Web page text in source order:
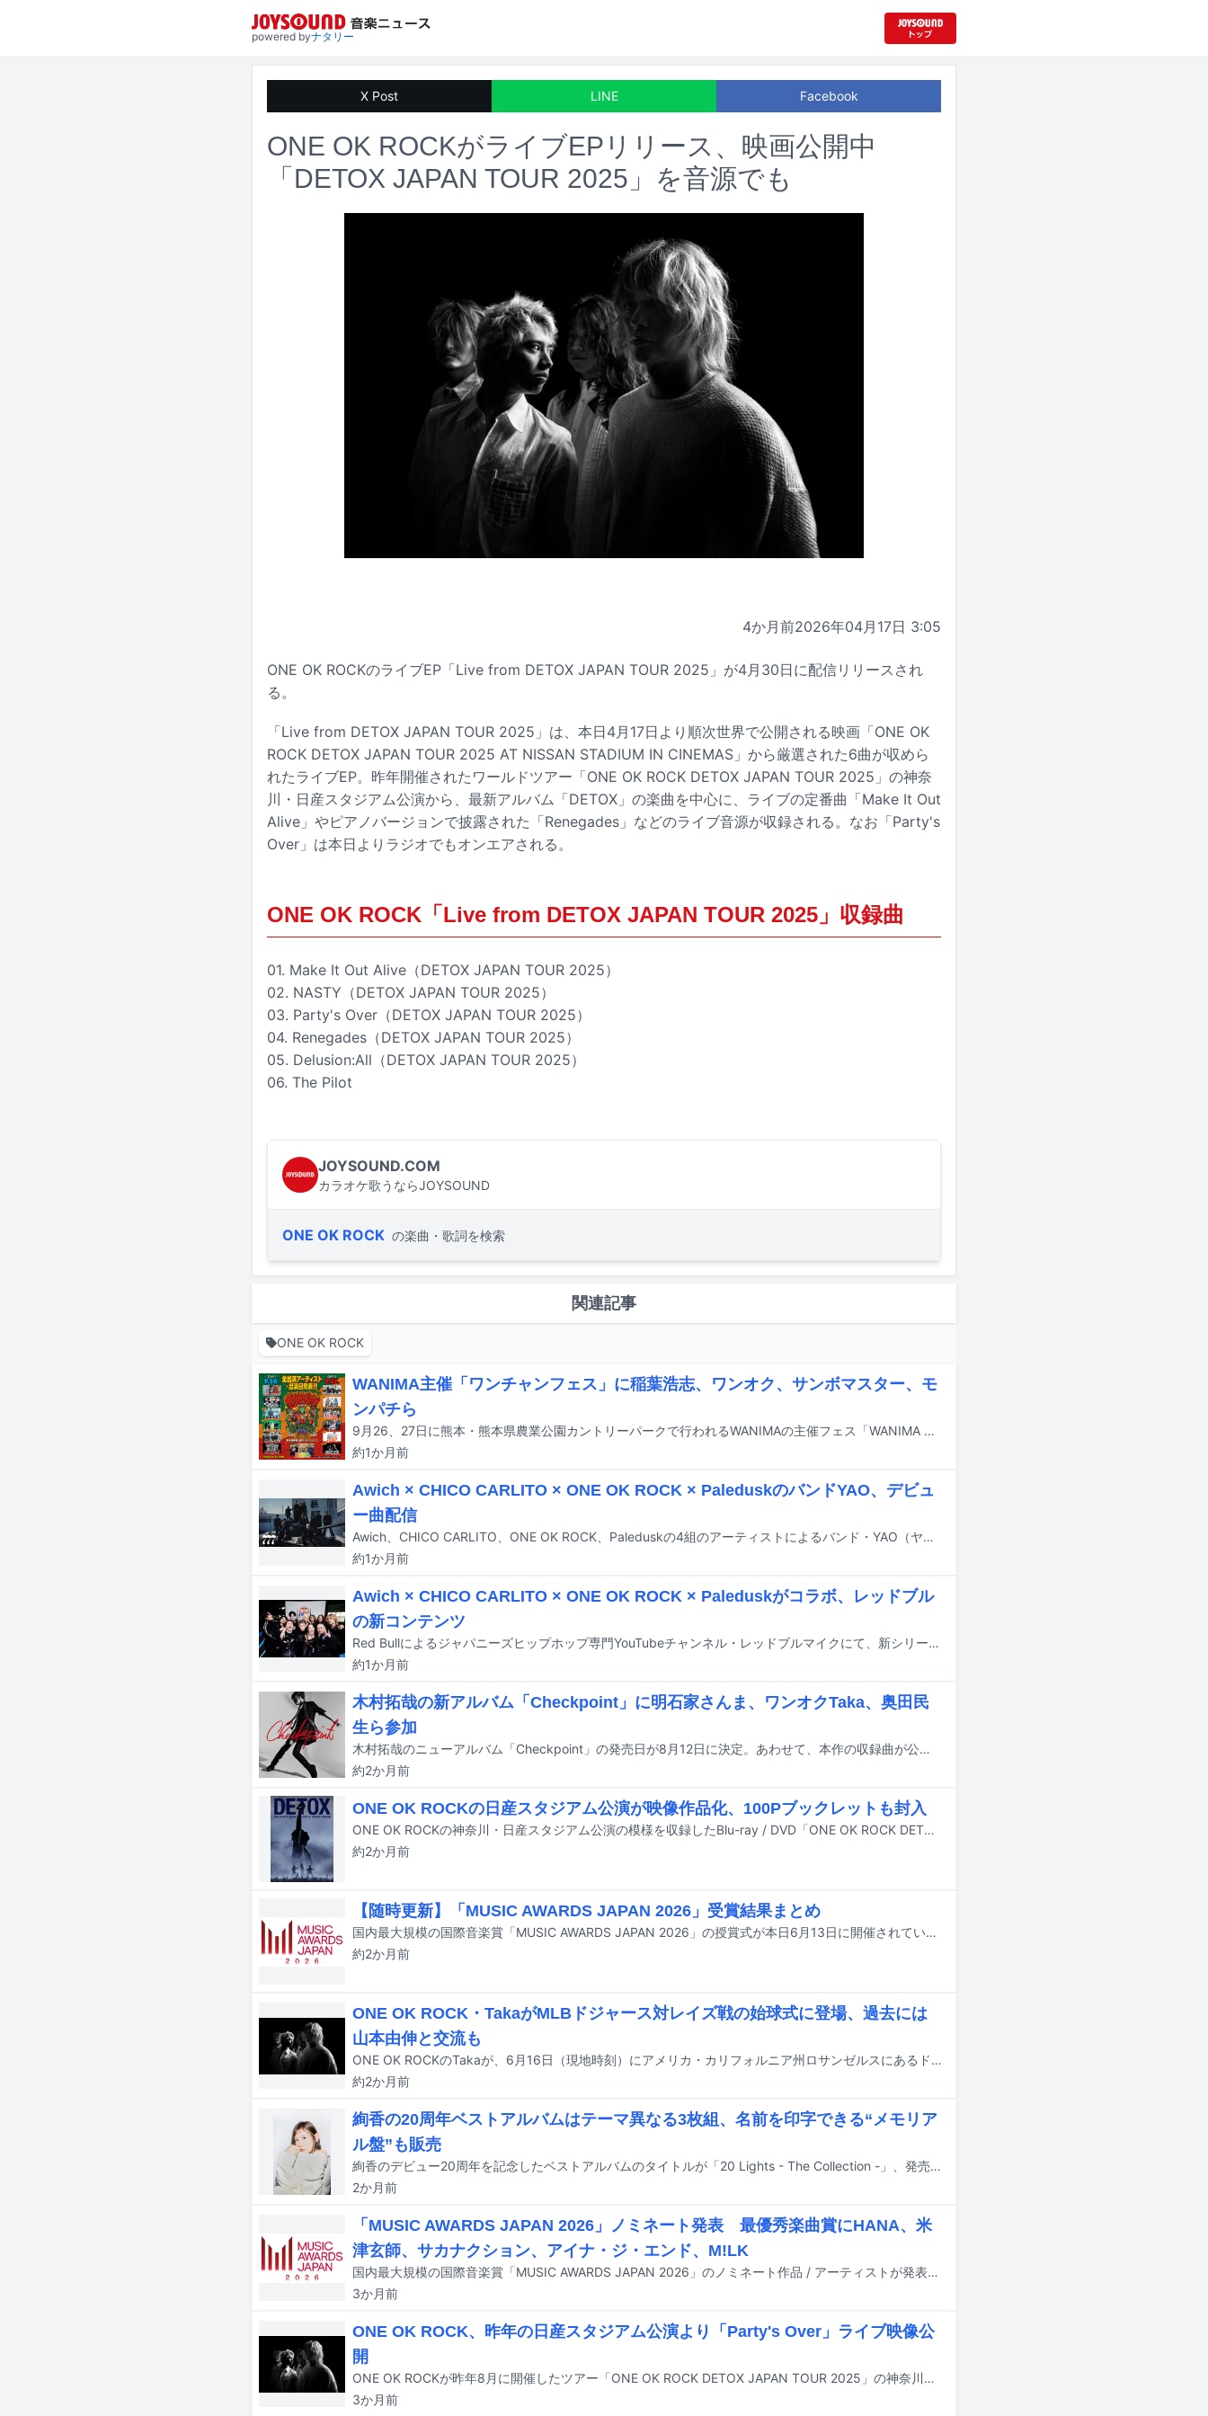
powered byナタリー
X Post LINE Facebook
ONE OK ROCKがライブEPリリース、映画公開中
「DETOX JAPAN TOUR 2025」を音源でも
4か月前2026年04月17日 3:05
ONE OK ROCKのライブEP「Live from DETOX JAPAN TOUR 2025」が4月30日に配信リリースされ
る。
「Live from DETOX JAPAN TOUR 2025」は、本日4月17日より順次世界で公開される映画「ONE OK
ROCK DETOX JAPAN TOUR 2025 AT NISSAN STADIUM IN CINEMAS」から厳選された6曲が収めら
れたライブEP。昨年開催されたワールドツアー「ONE OK ROCK DETOX JAPAN TOUR 2025」の神奈
川・日産スタジアム公演から、最新アルバム「DETOX」の楽曲を中心に、ライブの定番曲「Make It Out
Alive」やピアノバージョンで披露された「Renegades」などのライブ音源が収録される。なお「Party's
Over」は本日よりラジオでもオンエアされる。
ONE OK ROCK「Live from DETOX JAPAN TOUR 2025」収録曲
01. Make It Out Alive（DETOX JAPAN TOUR 2025）
02. NASTY（DETOX JAPAN TOUR 2025）
03. Party's Over（DETOX JAPAN TOUR 2025）
04. Renegades（DETOX JAPAN TOUR 2025）
05. Delusion:All（DETOX JAPAN TOUR 2025）
06. The Pilot
JOYSOUND.COM
カラオケ歌うならJOYSOUND
ONE OK ROCK の楽曲・歌詞を検索
関連記事
ONE OK ROCK
WANIMA主催「ワンチャンフェス」に稲葉浩志、ワンオク、サンボマスター、モ
ンパチら
9月26、27日に熊本・熊本県農業公園カントリーパークで行われるWANIMAの主催フェス「WANIMA presents 1CHANCE FESTIVAL 2026」の最終出演アーティストが発表された。
約1か月前
Awich × CHICO CARLITO × ONE OK ROCK × PaleduskのバンドYAO、デビュ
ー曲配信
Awich、CHICO CARLITO、ONE OK ROCK、Paleduskの4組のアーティストによるバンド・YAO（ヤオ）が始動。デビューシングル「777」を7月7日0:00に配信リリースし、同日19:00にYouTubeでミュージックビデオをプレミア公開する。
約1か月前
Awich × CHICO CARLITO × ONE OK ROCK × Paleduskがコラボ、レッドブル
の新コンテンツ
Red Bullによるジャパニーズヒップホップ専門YouTubeチャンネル・レッドブルマイクにて、新シリーズ「Red Bull IN-YO!」が始動した。
約1か月前
木村拓哉の新アルバム「Checkpoint」に明石家さんま、ワンオクTaka、奥田民
生ら参加
木村拓哉のニューアルバム「Checkpoint」の発売日が8月12日に決定。あわせて、本作の収録曲が公開された。
約2か月前
ONE OK ROCKの日産スタジアム公演が映像作品化、100Pブックレットも封入
ONE OK ROCKの神奈川・日産スタジアム公演の模様を収録したBlu-ray / DVD「ONE OK ROCK DETOX JAPAN TOUR 2025 AT NISSAN STADIUM」が7月29日にリリースされる。
約2か月前
【随時更新】「MUSIC AWARDS JAPAN 2026」受賞結果まとめ
国内最大規模の国際音楽賞「MUSIC AWARDS JAPAN 2026」の授賞式が本日6月13日に開催されている。この記事では各部門の受賞結果を発表していく。以下リストの★印が受賞者・受賞作品となる。
約2か月前
ONE OK ROCK・TakaがMLBドジャース対レイズ戦の始球式に登場、過去には
山本由伸と交流も
ONE OK ROCKのTakaが、6月16日（現地時刻）にアメリカ・カリフォルニア州ロサンゼルスにあるドジャー・スタジアムにて行われるMLBロサンゼルス・ドジャース vs タンパベイ・レイズ戦の始球式に登場する。
約2か月前
絢香の20周年ベストアルバムはテーマ異なる3枚組、名前を印字できる“メモリア
ル盤”も販売
絢香のデビュー20周年を記念したベストアルバムのタイトルが「20 Lights - The Collection -」、発売日が9月9日に決定した。
2か月前
「MUSIC AWARDS JAPAN 2026」ノミネート発表 最優秀楽曲賞にHANA、米
津玄師、サカナクション、アイナ・ジ・エンド、M!LK
国内最大規模の国際音楽賞「MUSIC AWARDS JAPAN 2026」のノミネート作品 / アーティストが発表された。
3か月前
ONE OK ROCK、昨年の日産スタジアム公演より「Party's Over」ライブ映像公
開
ONE OK ROCKが昨年8月に開催したツアー「ONE OK ROCK DETOX JAPAN TOUR 2025」の神奈川・日産スタジアム公演より、「Party's Over」の映像がYouTubeにて公開された。
3か月前